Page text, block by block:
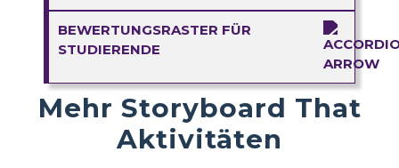
BEWERTUNGSRASTER FÜR
STUDIERENDE
Mehr Storyboard That
Aktivitäten